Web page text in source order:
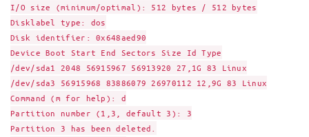
I/O size (minimum/optimal): 512 bytes / 512 bytes
Disklabel type: dos
Disk identifier: 0x648aed90
Device Boot Start End Sectors Size Id Type
/dev/sda1 2048 56915967 56913920 27,1G 83 Linux
/dev/sda3 56915968 83886079 26970112 12,9G 83 Linux
Command (m for help): d
Partition number (1,3, default 3): 3
Partition 3 has been deleted.